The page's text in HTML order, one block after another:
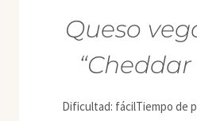
Queso
Dificultad: fácilTiempo de